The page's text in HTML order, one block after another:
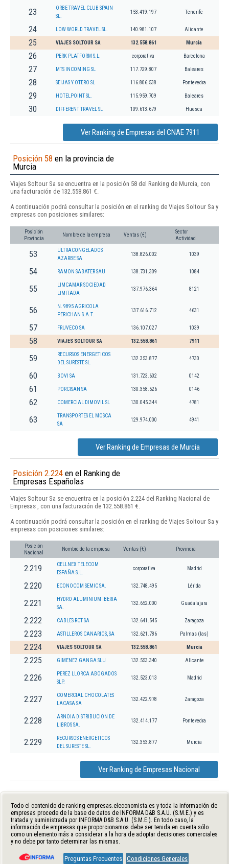
23
ORBE TRAVEL CLUB SPAIN
SL.
153.419.197 Tenerife
24 LOW WORLD TRAVEL SL. 140.981.107 Alicante
25 VIAJES SOLTOUR SA 132.558.861 Murcia
26 PERK PLATFORM S.L. corporativa Barcelona
27 MTS INCOMING SL 117.729.807 Baleares
28 SEIJAS Y OTERO SL 116.806.538 Pontevedra
29 HOTELPOINT SL. 115.959.709 Baleares
30 DIFFERENT TRAVEL SL 109.613.679 Huesca
Ver Ranking de Empresas del CNAE 7911
Posición 58 en la provincia de
Murcia
Viajes Soltour Sa se encuentra en la posición 58 del Ranking de Murcia, con
una facturación de 132.558.861 €.
A continuación podrá consultar la posición en el ranking de Viajes Soltour Sa y
empresas con posiciones similares:
Posición
Provincia
Nombre de la empresa Ventas (€)
Sector
Actividad
53
ULTRACONGELADOS
AZARBE SA
138.826.002 1039
54 RAMON SABATER SAU 138.731.309 1084
55
LIMCAMAR SOCIEDAD
LIMITADA
137.976.364 8121
56
N. 9895 AGRICOLA
PERICHAN S.A.T.
137.616.712 4631
57 FRUVECO SA 136.107.027 1039
58 VIAJES SOLTOUR SA 132.558.861 7911
59
RECURSOS ENERGETICOS
DEL SURESTE SL.
132.353.877 4730
60 BOVI SA 131.723.602 0142
61 PORCISAN SA 130.358.526 0146
62 COMERCIAL DIMOVIL SL 130.045.344 4781
63
TRANSPORTES EL MOSCA
SA
129.974.000 4941
Ver Ranking de Empresas de Murcia
Posición 2.224 en el Ranking de
Empresas Españolas
Viajes Soltour Sa se encuentra en la posición 2.224 del Ranking Nacional de
Empresas , con una facturación de 132.558.861 €.
A continuación podrá consultar la posición en el ranking de Viajes Soltour Sa y
empresas con posiciones similares:
Posición
Nacional
Nombre de la empresa Ventas (€) Provincia
2.219
CELLNEX TELECOM
ESPAÑA S.L.
corporativa Madrid
2.220 ECONOCOM SEMIC SA. 132.748.495 Lérida
2.221
HYDRO ALUMINIUM IBERIA
SA.
132.652.000 Guadalajara
2.222 CABLES RCT SA 132.641.545 Zaragoza
2.223 ASTILLEROS CANARIOS, SA 132.621.786 Palmas (las)
2.224 VIAJES SOLTOUR SA 132.558.861 Murcia
2.225 GIMENEZ GANGA SLU 132.553.340 Alicante
2.226
PEREZ LLORCA ABOGADOS
SLP.
132.523.013 Madrid
2.227
COMERCIAL CHOCOLATES
LACASA SA
132.422.978 Zaragoza
2.228
ARNOIA DISTRIBUCION DE
LIBROS SA.
132.414.177 Pontevedra
2.229
RECURSOS ENERGETICOS
DEL SURESTE SL.
132.353.877 Murcia
Ver Ranking de Empresas Nacional
Todo el contenido de ranking-empresas.eleconomista.es y toda la información de
empresas procede de la base de datos de INFORMA D&B S.A.U. (S.M.E.) y es
tratada y suministrada por INFORMA D&B S.A.U. (S.M.E.). En todo caso, la
información de empresas que proporcionamos debe ser tenida en cuenta sólo
como un elemento más a considerar a la hora de adoptar decisiones comerciales
y no debe por tanto determinar las mismas.
Preguntas Frecuentes Condiciones Generales